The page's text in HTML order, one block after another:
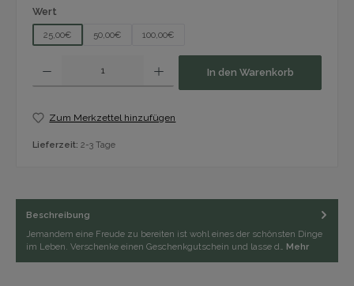
Wert
25,00€ 50,00€ 100,00€
In den Warenkorb
Zum Merkzettel hinzufügen
Lieferzeit: 2-3 Tage
Beschreibung
Jemandem eine Freude zu bereiten ist wohl eines der schönsten Dinge
im Leben. Verschenke einen Geschenkgutschein und lasse d… Mehr